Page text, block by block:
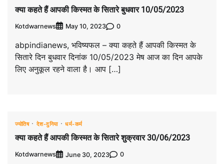
क्या कहते हैं आपकी किस्मत के सितारे बुधवार 10/05/2023
Kotdwarnews May 10, 2023 0
abpindianews, भविष्यफल – क्या कहते हैं आपकी किस्मत के
सितारे दिन बुधवार दिनांक 10/05/2023 मेष आज का दिन आपके
लिए अनुकूल रहने वाला है। आप […]
ज्योतिष देश-दुनिया धर्म-कर्म
क्या कहते हैं आपकी किस्मत के सितारे शुक्रवार 30/06/2023
Kotdwarnews June 30, 2023 0